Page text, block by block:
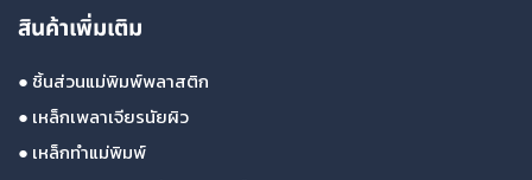
สินค้าเพิ่มเติม
● ชิ้นส่วนแม่พิมพ์พลาสติก
● เหล็กเพลาเจียรนัยผิว
● เหล็กทำแม่พิมพ์